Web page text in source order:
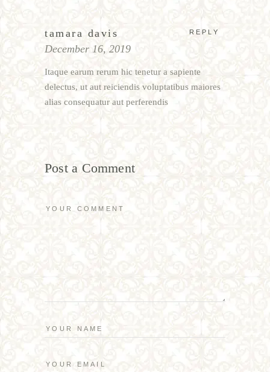
tamara davis REPLY
December 16, 2019
Itaque earum rerum hic tenetur a sapiente
delectus, ut aut reiciendis voluptatibus maiores
alias consequatur aut perferendis
Post a Comment